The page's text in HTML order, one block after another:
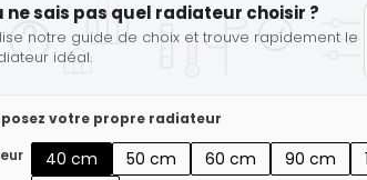
ne sais pas quel radiateur choisir ?
notre guide de choix et trouve rapidement le
idéal.
votre propre radiateur
40 cm 50 cm 60 cm 90 cm